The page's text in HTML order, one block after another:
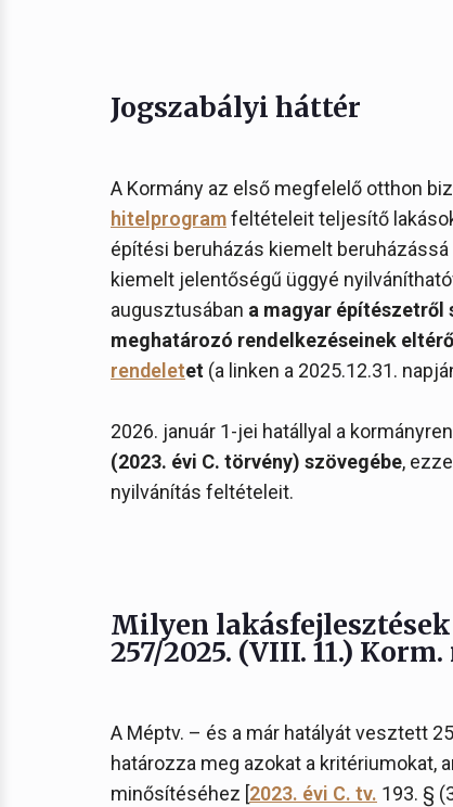
Jogszabályi háttér
A Kormány az első megfelelő otthon
hitelprogramfeltételeit teljesítő
építési beruházás kiemelt
kiemelt jelentőségű üggyé
augusztusában a magyar
meghatározó rendelkezéseinek
rendeletet (a linken a 2025.12.31.
2026. január 1-jei hatállyal a
(2023. évi C. törvény) szövegébe,
nyilvánítás feltételeit.
Milyen
257/2025. (VIII. 11.)
A Méptv. – és a már hatályát vesztett
határozza meg azokat a kritériumokat,
minősítéséhez [2023. évi C. tv. 193. §